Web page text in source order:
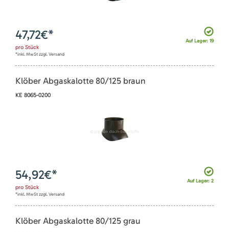
Auf Lager: 19
47,72€*
pro Stück
*inkl. MwSt zzgl. Versand
Klöber Abgaskalotte 80/125 braun
KE 8065-0200
Auf Lager: 2
54,92€*
pro Stück
*inkl. MwSt zzgl. Versand
Klöber Abgaskalotte 80/125 grau